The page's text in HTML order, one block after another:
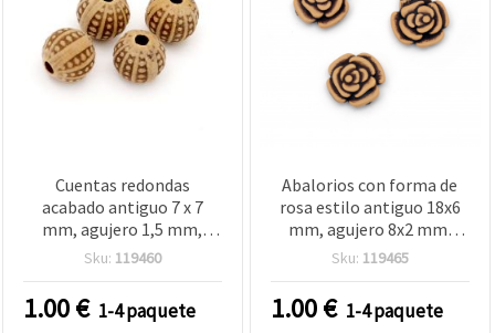
Cuentas redondas
acabado antiguo 7 x 7
mm, agujero 1,5 mm,
marrón - 50 g (aprox. 160
Sku: 119460
1.00€ 1-4 paquete
Abalorios con forma de
rosa estilo antiguo 18x6
mm, agujero 8x2 mm,
marrón, 50 g (~45 uds)
Sku: 119465
1.00€ 1-4 paquete